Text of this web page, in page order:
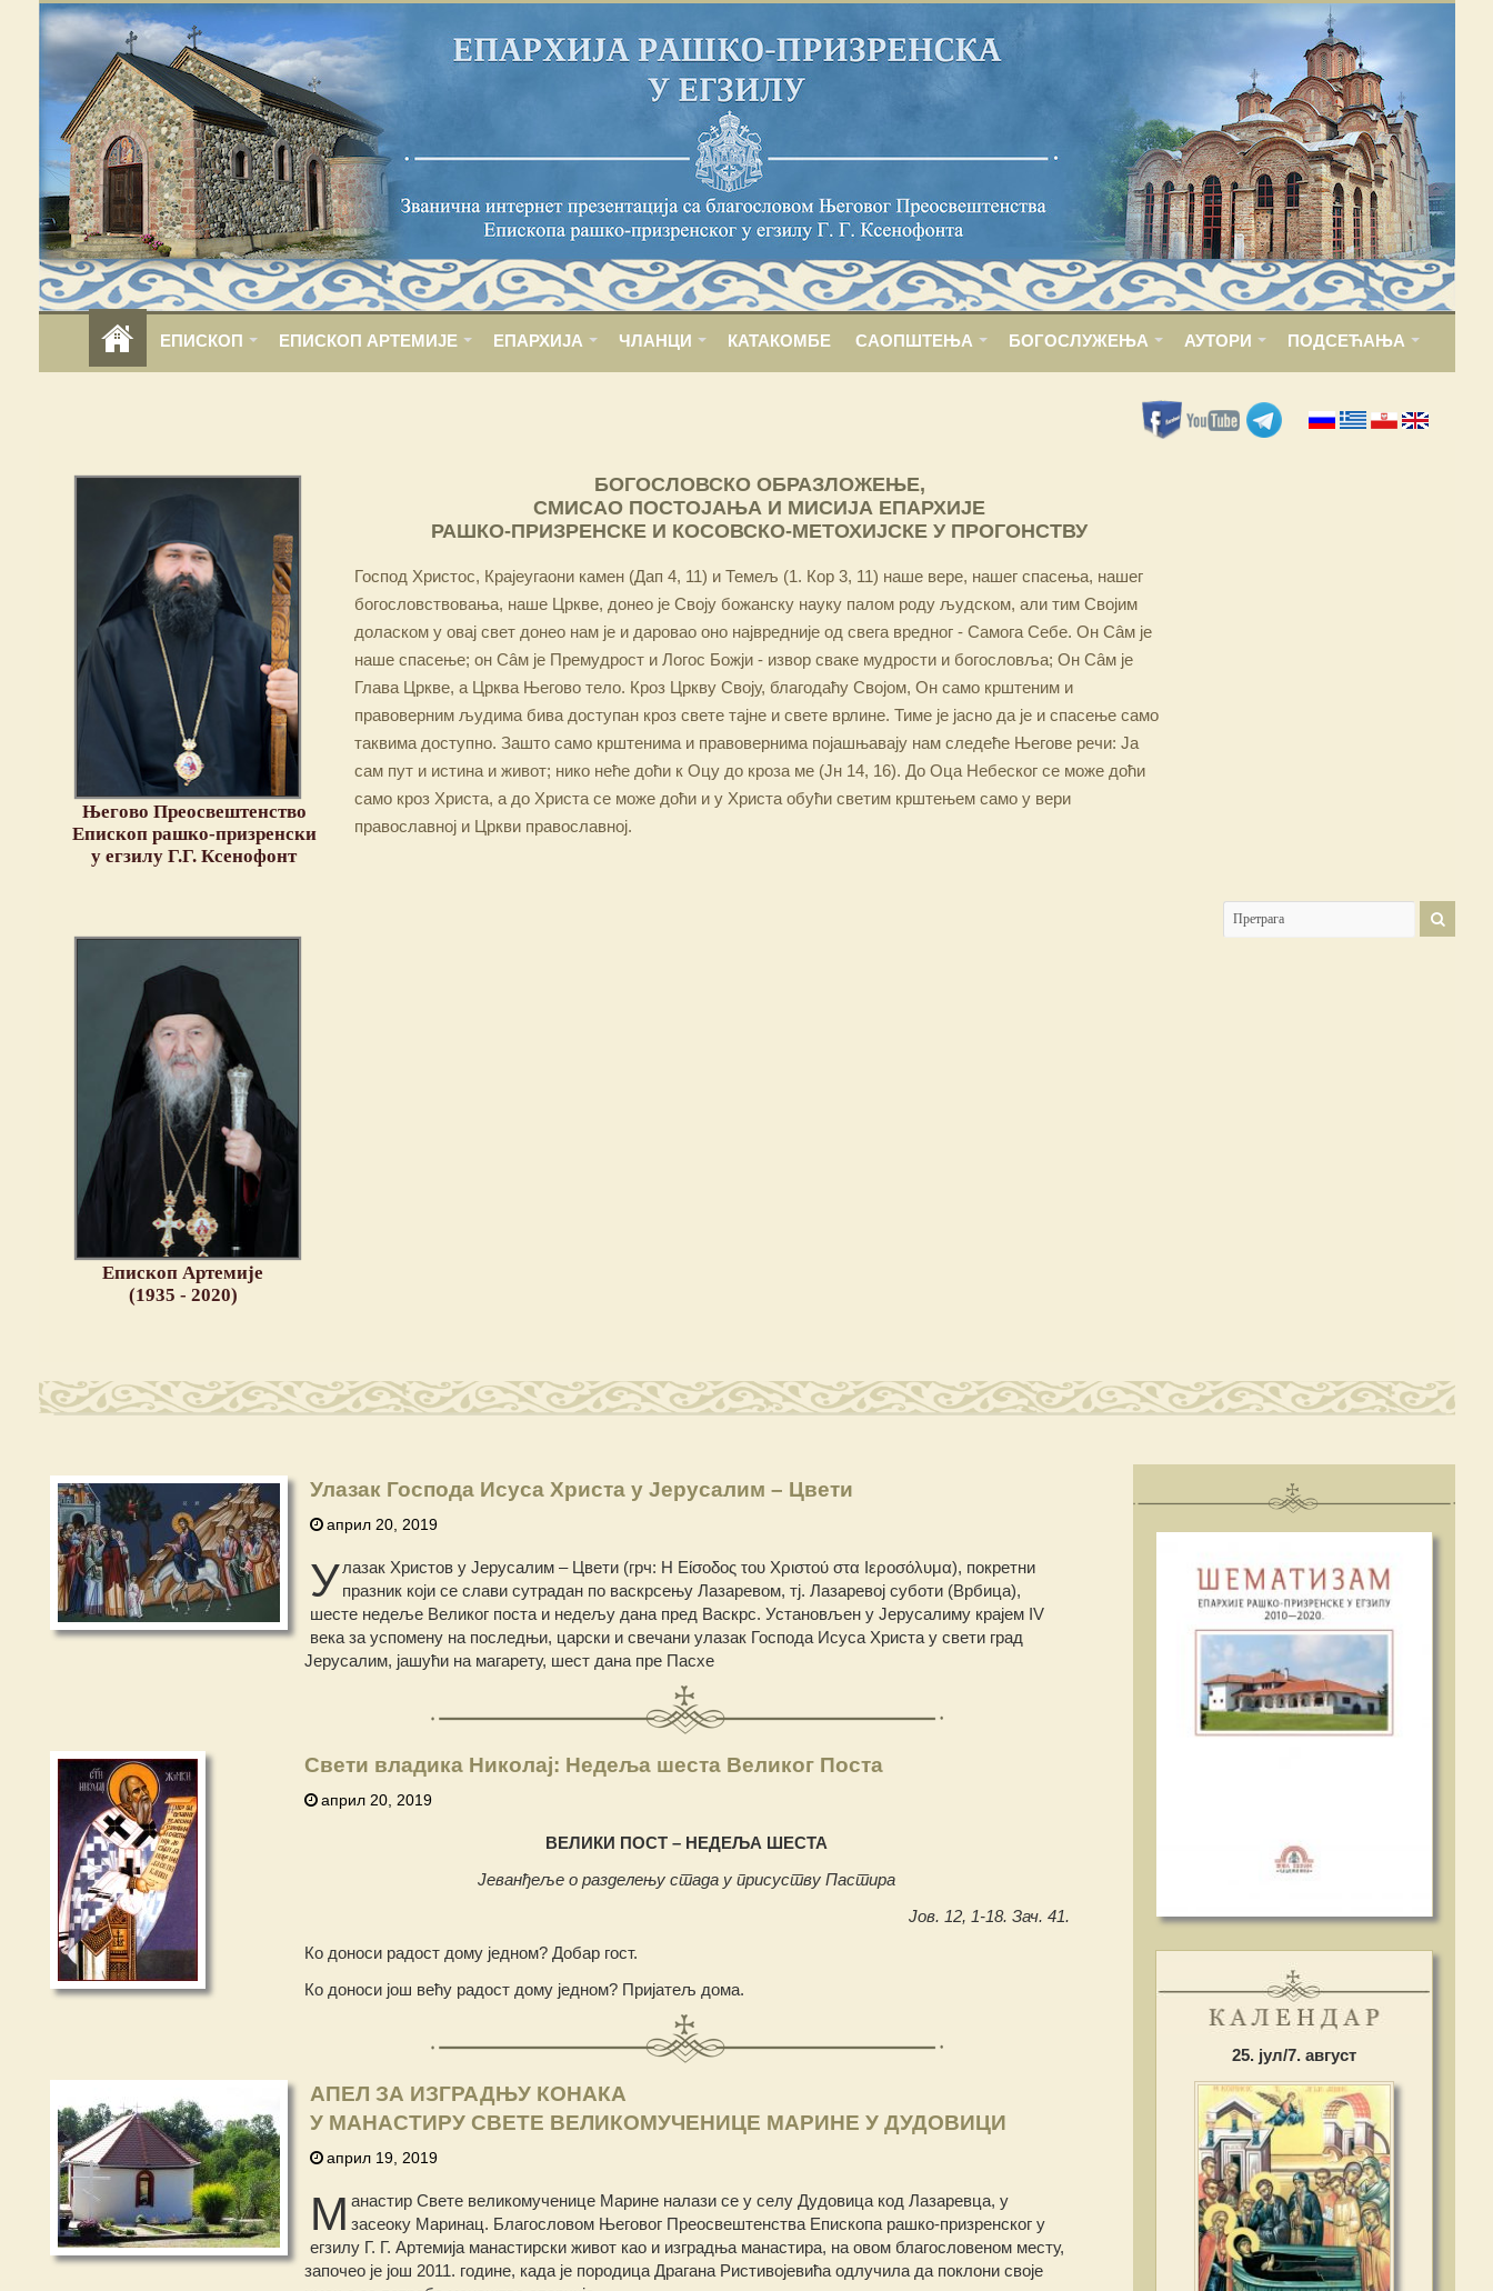
ЕПИСКОП ЕПИСКОП АРТЕМИЈЕ ЕПАРХИЈА ЧЛАНЦИ КАТАКОМБЕ САОПШТЕЊА БОГОСЛУЖЕЊА АУТОРИ ПОДСЕЋАЊА
Његово Преосвештенство
Епископ рашко-призренски
у егзилу Г.Г. Ксенофонт
БОГОСЛОВСКО ОБРАЗЛОЖЕЊЕ,
СМИСАО ПОСТОЈАЊА И МИСИЈА ЕПАРХИЈЕ
РАШКО-ПРИЗРЕНСКЕ И КОСОВСКО-МЕТОХИЈСКЕ У ПРОГОНСТВУ
Господ Христос, Крајеугаони камен (Дап 4, 11) и Темељ (1. Кор 3, 11) наше вере, нашег спасења, нашег
богословствовања, наше Цркве, донео је Своју божанску науку палом роду људском, али тим Својим
доласком у овај свет донео нам је и даровао оно највредније од свега вредног - Самога Себе. Он Сâм је
наше спасење; он Сâм је Премудрост и Логос Божји - извор сваке мудрости и богословља; Он Сâм је
Глава Цркве, а Црква Његово тело. Кроз Цркву Своју, благодаћу Својом, Он само крштеним и
правоверним људима бива доступан кроз свете тајне и свете врлине. Тиме је јасно да је и спасење само
таквима доступно. Зашто само крштенима и правовернима појашњавају нам следеће Његове речи: Ја
сам пут и истина и живот; нико неће доћи к Оцу до кроза ме (Јн 14, 16). До Оца Небеског се може доћи
само кроз Христа, а до Христа се може доћи и у Христа обући светим крштењем само у вери
православној и Цркви православној.
Епископ Артемије
(1935 - 2020)
Улазак Господа Исуса Христа у Јерусалим – Цвети
април 20, 2019
У лазак Христов у Јерусалим – Цвети (грч: Η Είσοδος του Χριστού στα Ιεροσόλυμα), покретни
празник који се слави сутрадан по васкрсењу Лазаревом, тј. Лазаревој суботи (Врбица),
шесте недеље Великог поста и недељу дана пред Васкрс. Установљен у Јерусалиму крајем IV
века за успомену на последњи, царски и свечани улазак Господа Исуса Христа у свети град
Јерусалим, јашући на магарету, шест дана пре Пасхе
Свети владика Николај: Недеља шеста Великог Поста
април 20, 2019
ВЕЛИКИ ПОСТ – НЕДЕЉА ШЕСТА
Јеванђеље о разделењу стада у присуству Пастира
Јов. 12, 1-18. Зач. 41.
Ко доноси радост дому једном? Добар гост.
Ко доноси још већу радост дому једном? Пријатељ дома.
АПЕЛ ЗА ИЗГРАДЊУ КОНАКА
У МАНАСТИРУ СВЕТЕ ВЕЛИКОМУЧЕНИЦЕ МАРИНЕ У ДУДОВИЦИ
април 19, 2019
М анастир Свете великомученице Марине налази се у селу Дудовица код Лазаревца, у
засеоку Маринац. Благословом Његовог Преосвештенства Епископа рашко-призренског у
егзилу Г. Г. Артемија манастирски живот као и изградња манастира, на овом благословеном месту,
започео је још 2011. године, када је породица Драгана Ристивојевића одлучила да поклони своје
25. јул/7. август